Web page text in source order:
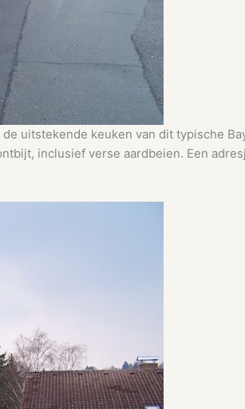
uitstekende keuken van dit typische
inclusief verse aardbeien. Een